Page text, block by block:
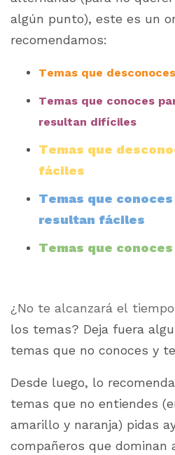
algún punto), este es un
recomendamos:
Temas que
Temas que conoces
resultan difíciles
Temas que
fáciles
Temas que
resultan fáciles
Temas que
¿No te alcanzará el
los temas? Deja fuera
temas que no conoces y
Desde luego, lo
temas que no entiendes
amarillo y naranja) pidas
compañeros que dominan